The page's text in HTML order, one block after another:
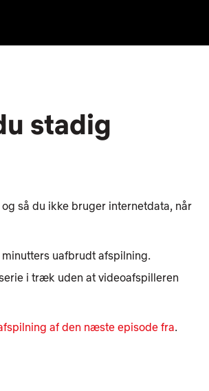
stadig
så du ikke bruger internetdata, når
uafbrudt afspilning.
i træk uden at videoafspilleren
af den næste episode fra.